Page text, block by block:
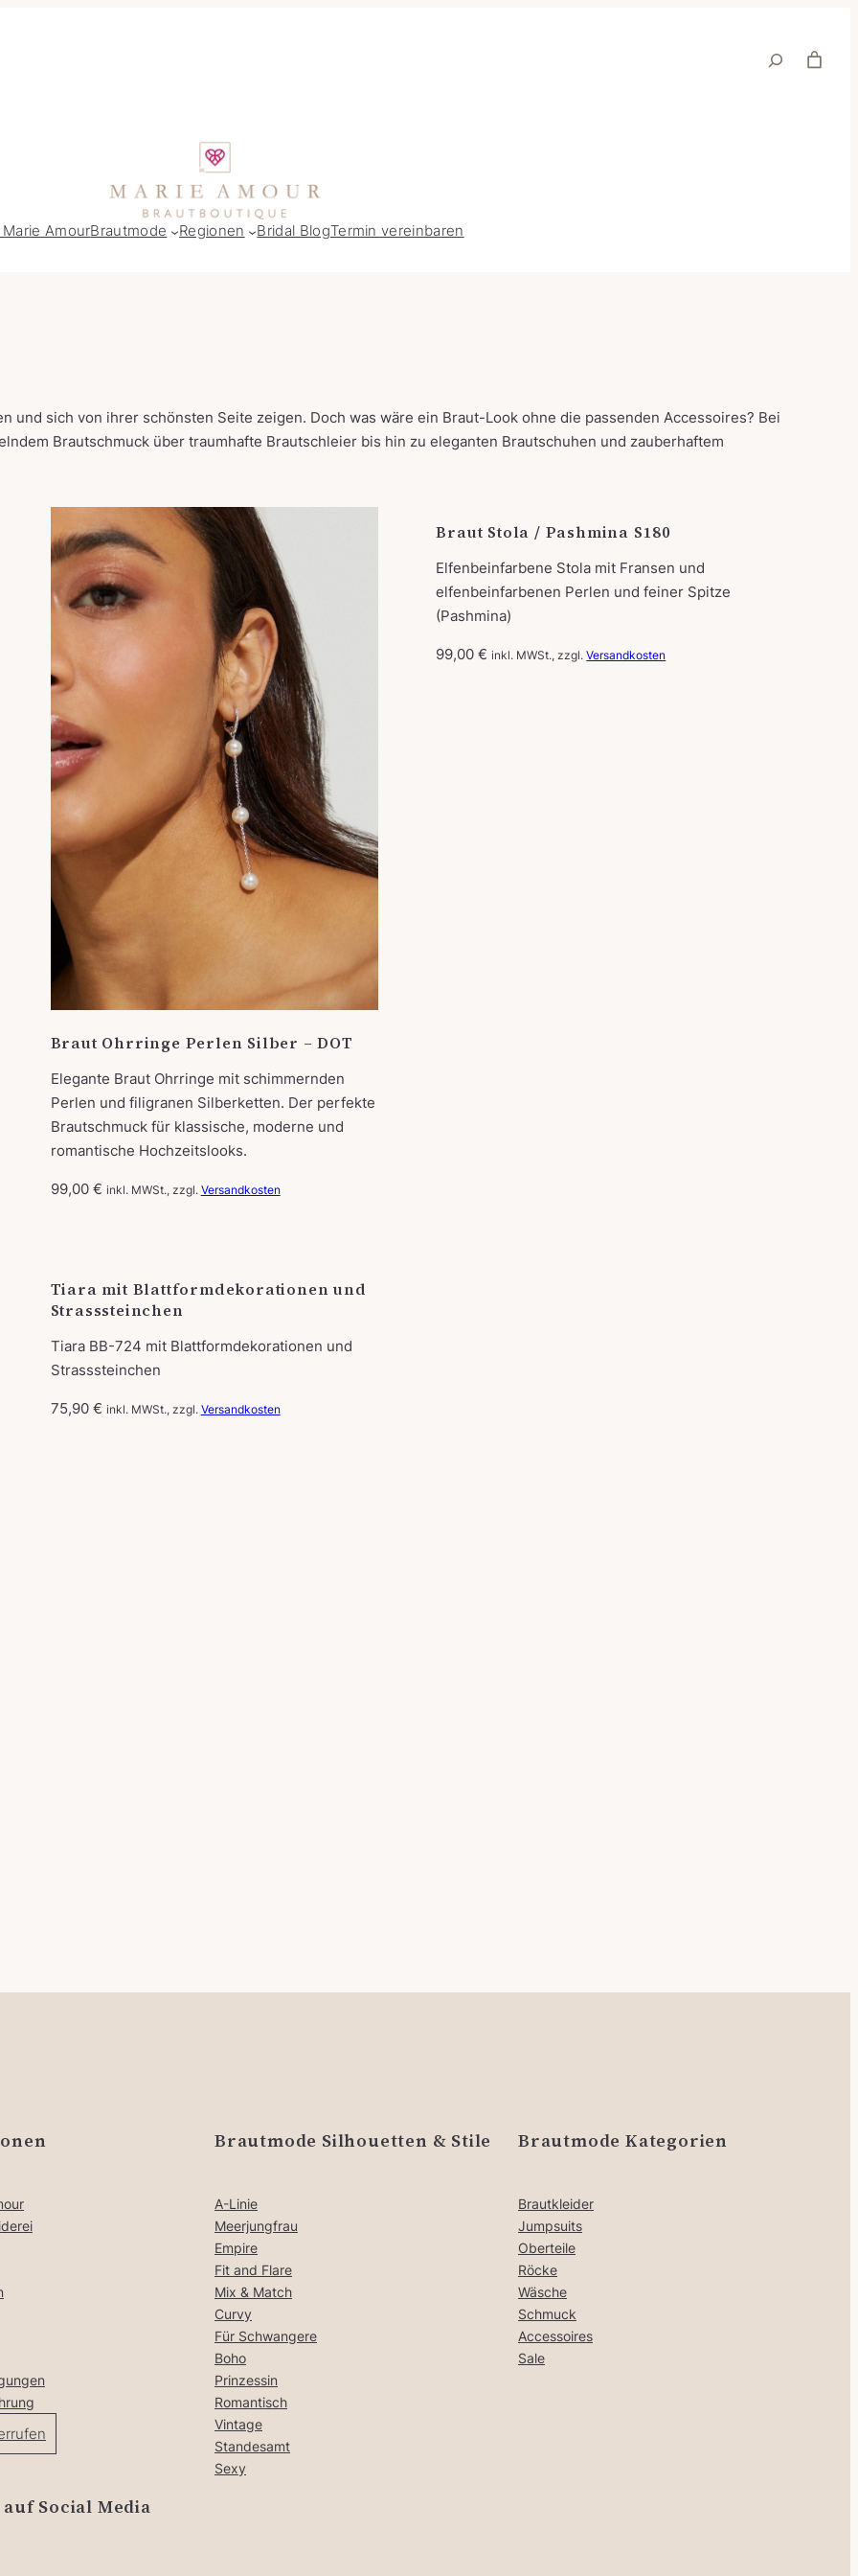
Suche
AmourBrautmode Regionen Bridal BlogTermin vereinbaren
und sich von ihrer schönsten Seite zeigen. Doch was wäre ein Braut-Look ohne die passenden Accessoires? Bei
Brautschmuck über traumhafte Brautschleier bis hin zu eleganten Brautschuhen und zauberhaftem
Braut Ohrringe Perlen Silber – DOT
Elegante Braut Ohrringe mit schimmernden
Perlen und filigranen Silberketten. Der perfekte
Brautschmuck für klassische, moderne und
romantische Hochzeitslooks.
99,00 € inkl. MWSt., zzgl. Versandkosten
Braut Stola / Pashmina S180
Elfenbeinfarbene Stola mit Fransen und
elfenbeinfarbenen Perlen und feiner Spitze
(Pashmina)
99,00€ inkl. MWSt., zzgl.Versandkosten
Tiara mit Blattformdekorationen und
Strasssteinchen
Tiara BB-724 mit Blattformdekorationen und
Strasssteinchen
75,90 € inkl. MWSt., zzgl. Versandkosten
Social Media
Brautmode Silhouetten & Stile
A-Linie
Meerjungfrau
Empire
Fit and Flare
Mix & Match
Curvy
Für Schwangere
Boho
Prinzessin
Romantisch
Vintage
Standesamt
Sexy
Brautmode Kategorien
Brautkleider
Jumpsuits
Oberteile
Röcke
Wäsche
Schmuck
Accessoires
Sale